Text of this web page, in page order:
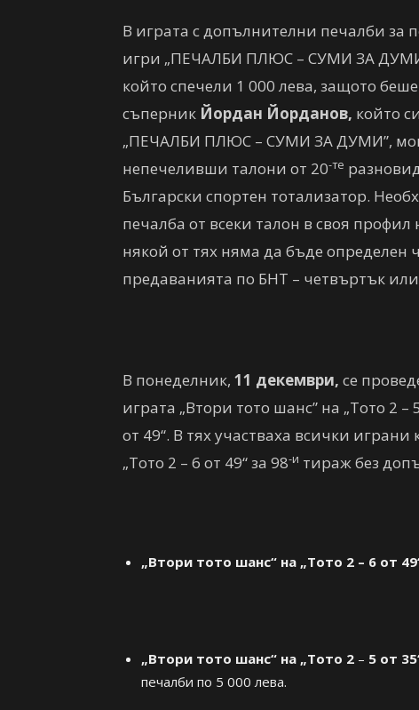
В играта с допълнителни печалби за
игри „ПЕЧАЛБИ ПЛЮС – СУМИ ЗА
който спечели 1 000 лева, защото
съперник Йордан Йорданов, който
„ПЕЧАЛБИ ПЛЮС – СУМИ ЗА ДУМИ”,
непечеливши талони от 20-те
Български спортен тотализатор.
печалба от всеки талон в своя
някой от тях няма да бъде определен
предаванията по БНТ – четвъртък
В понеделник, 11 декември, се
играта „Втори тото шанс” на „Тото 2 –
от 49“. В тях участваха всички
„Тото 2 – 6 от 49“ за 98-и тираж без
„Втори тото шанс“ на „Тото 2 – 6 от
„Втори тото шанс“ на „Тото 2 – 5 от
печалби по 5 000 лева.